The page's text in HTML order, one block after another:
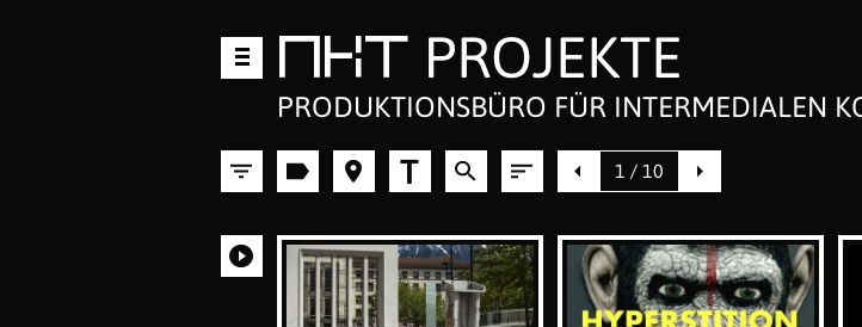
Zum
Inhalt
springenMKT PROJEKTE
PRODUKTIONSBÜRO FÜR INTERMEDIALEN
T 1 / 10